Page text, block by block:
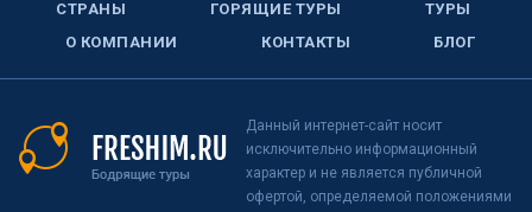
СТРАНЫ ГОРЯЩИЕ ТУРЫ
ТУРЫ
О КОМПАНИИ
КОНТАКТЫ БЛОГ
Данный интернет-сайт носит
исключительно информационный
характер и не является публичной
офертой, определяемой положениями